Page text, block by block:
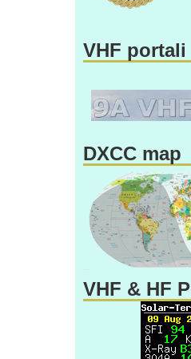
VHF portali
DXCC map
VHF & HF